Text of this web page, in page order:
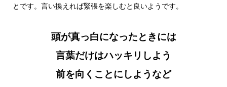
とです。言い換えれば緊張を楽しむと良いようです。
頭が真っ白になったときには
言葉だけはハッキリしよう
前を向くことにしようなど